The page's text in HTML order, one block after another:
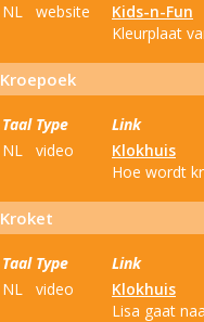
NL
website
Kids-n-Fun
Kleurplaat
Kroepoek
Taal Type
Link
NL
video
Klokhuis
Hoe wordt
Kroket
Taal Type
Link
NL
video
Klokhuis
Lisa gaat